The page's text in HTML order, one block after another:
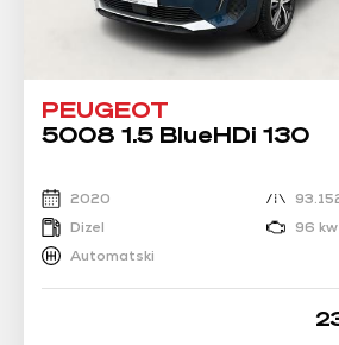
PEUGEOT
5008 1.5 BlueHDi 130
2020
Dizel
96
Automatski